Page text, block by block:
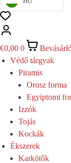
€0,00 0
Védő tárgyak
Piramis
Orosz forma
Egyiptomi
Izzók
Tojás
Kockák
Ékszerek
Karkötők